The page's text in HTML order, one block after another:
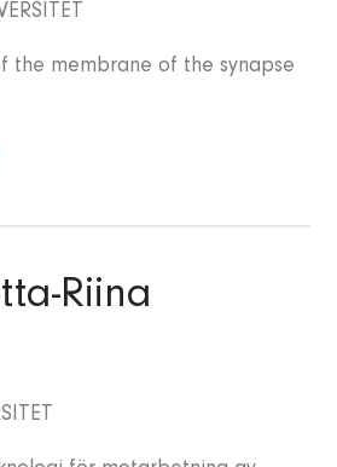
the membrane of the synapse
Riina